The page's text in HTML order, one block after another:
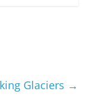
Glaciers →